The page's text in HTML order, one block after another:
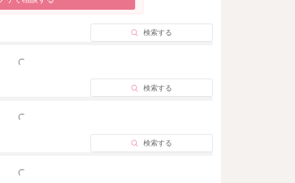
検索する
もっと見る
検索する
もっと見る
検索する
もっと見る